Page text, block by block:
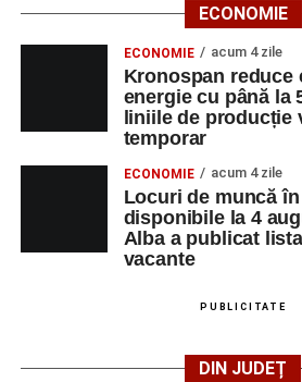
ECONOMIE
ECONOMIE acum 4 zile
Kronospan reduce
energie cu până la
liniile de producție
temporar
ECONOMIE acum 4 zile
Locuri de muncă
disponibile la 4
Alba a publicat
vacante
PUBLICITATE
DIN JUDEȚ